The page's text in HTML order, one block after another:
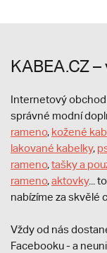
KABEA.CZ
Internetový obchod
správné modní
rameno, kožené
lakované kabelky,
rameno,tašky a
rameno,aktovky...
nabízíme za skvělé
Vždy od nás
Facebooku - a